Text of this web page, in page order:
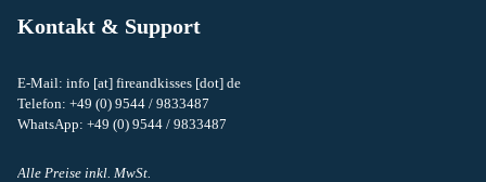
Kontakt & Support
E-Mail: info [at] fireandkisses [dot] de
Telefon: +49 (0) 9544 / 9833487
WhatsApp: +49 (0) 9544 / 9833487
Alle Preise inkl. MwSt.
Widerrufsrecht
Datenschutzerklärung
AGB